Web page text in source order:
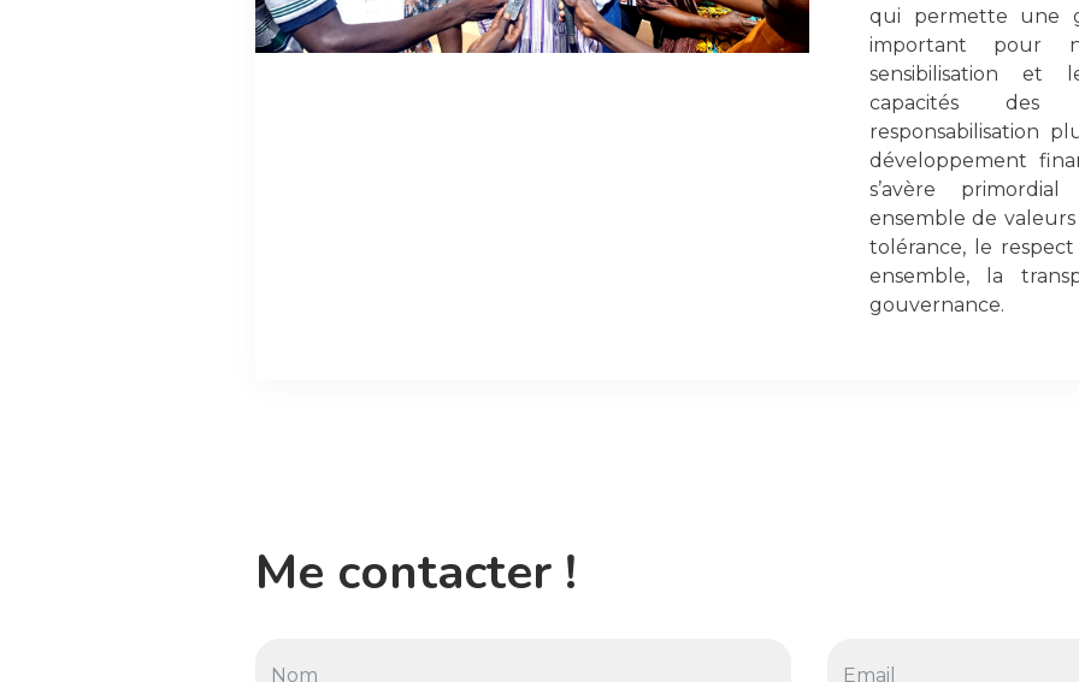
qui permette une
important pour
sensibilisation et
capacités
responsabilisation
développement
s’avère
ensemble de
tolérance, le
ensemble, la
gouvernance.
Me contacter !